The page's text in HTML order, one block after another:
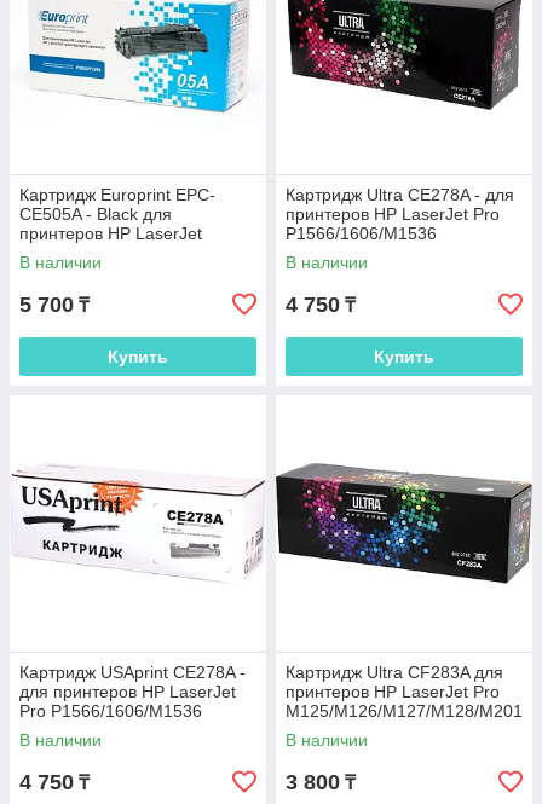
Картридж Europrint EPC-
CE505A - Black для
принтеров HP LaserJet
P2035/P2055
В наличии
5 700 ₸
Купить
Картридж Ultra CE278A - для
принтеров HP LaserJet Pro
P1566/1606/M1536
В наличии
4 750 ₸
Купить
Картридж USAprint CE278A -
для принтеров HP LaserJet
Pro P1566/1606/M1536
В наличии
4 750 ₸
Картридж Ultra CF283A для
принтеров HP LaserJet Pro
M125/M126/M127/M128/M201
/M225
В наличии
3 800 ₸